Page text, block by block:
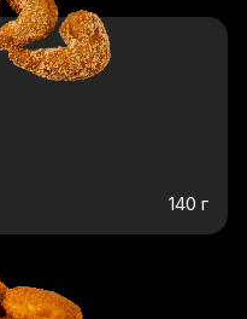
140 г